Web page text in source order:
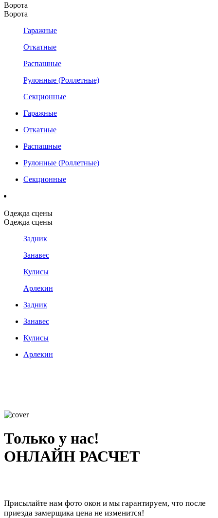
Ворота
Ворота
Гаражные
Откатные
Распашные
Рулонные (Роллетные)
Секционные
Гаражные
Откатные
Распашные
Рулонные (Роллетные)
Секционные
Одежда сцены
Одежда сцены
Задник
Занавес
Кулисы
Арлекин
Задник
Занавес
Кулисы
Арлекин
Только у нас!
ОНЛАЙН РАСЧЕТ
Присылайте нам фото окон и мы гарантируем, что после
приезда замерщика цена не изменится!